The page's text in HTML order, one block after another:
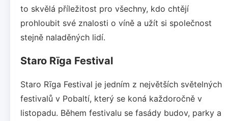
to skvělá příležitost pro všechny, kdo chtějí
prohloubit své znalosti o víně a užít si společnost
stejně naladěných lidí.
Staro Rīga Festival
Staro Rīga Festival je jedním z největších světelných
festivalů v Pobaltí, který se koná každoročně v
listopadu. Během festivalu se fasády budov, parky a